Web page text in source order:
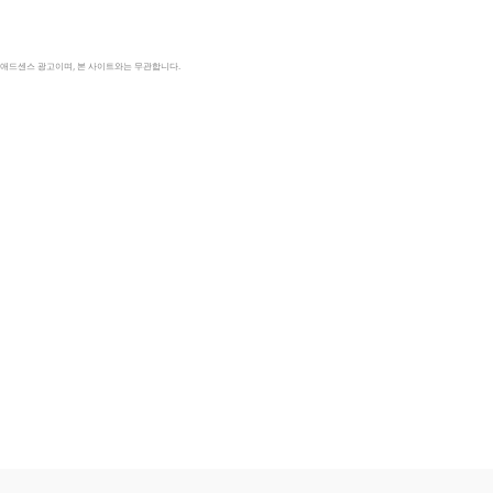
드센스 광고이며, 본 사이트와는 무관합니다.